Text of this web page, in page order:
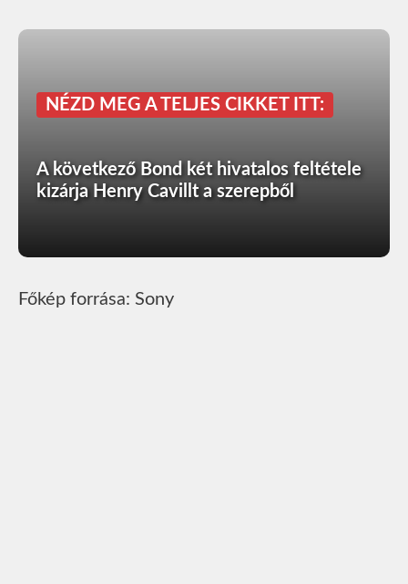
NÉZD MEG A TELJES CIKKET ITT:
A következő Bond két hivatalos feltétele
kizárja Henry Cavillt a szerepből
Főkép forrása: Sony